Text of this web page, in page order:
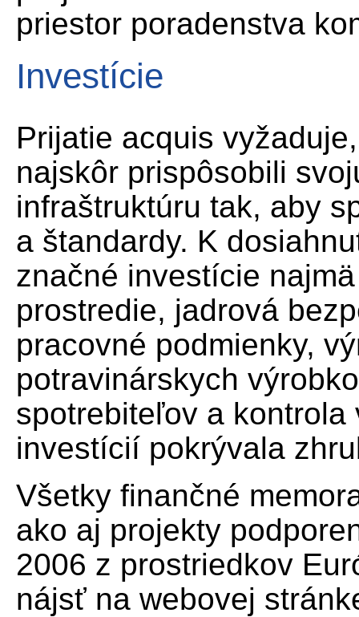
priestor poradenstva
Investície
Prijatie acquis
najskôr prispôsobili
infraštruktúru tak, aby
a štandardy. K
značné investície
prostredie, jadrová
pracovné podmienky,
potravinárskych
spotrebiteľov a
investícií pokrývala
Všetky finančné
ako aj projekty
2006 z prostriedkov
nájsť na webovej